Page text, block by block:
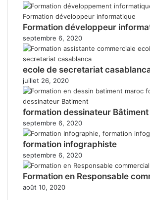
Formation développeur
septembre 6, 2020
ecole de secretariat
juillet 26, 2020
formation dessinateur Bâtiment
septembre 6, 2020
formation infographiste
septembre 6, 2020
Formation en Responsable
août 10, 2020